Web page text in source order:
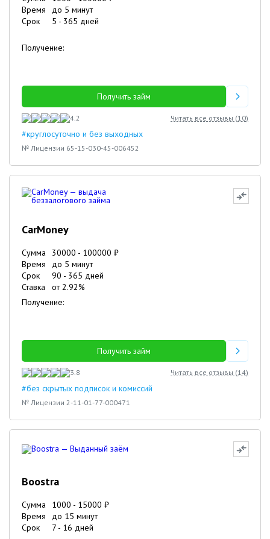
Время
до 5 минут
Срок
5 - 365 дней
Получение:
Получить займ
4.2 Читать все отзывы (10)
#круглосуточно и без выходных
№ Лицензии 65-15-030-45-006452
CarMoney
Сумма 30000 - 100000 ₽
Время
до 5 минут
Срок
90 - 365 дней
Ставка
от2.92%
Получение:
Получить займ
3.8 Читать все отзывы (14)
#без скрытых подписок и комиссий
№ Лицензии 2-11-01-77-000471
Boostra
Сумма 1000 - 15000 ₽
Время
до 15 минут
Срок
7 - 16 дней